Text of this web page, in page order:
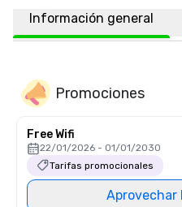
Información general
Promociones
Free Wifi
22/01/2026 - 01/01/2030
Tarifas promocionales
Aprovechar